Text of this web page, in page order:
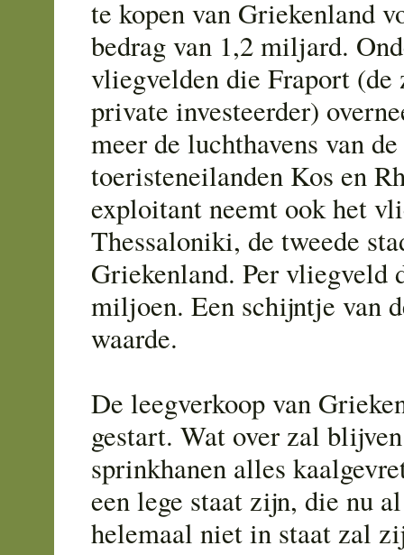
te kopen van Griekenland
bedrag van 1,2 miljard.
vliegvelden die Fraport (de
private investeerder)
meer de luchthavens van de
toeristeneilanden Kos en
exploitant neemt ook het
Thessaloniki, de tweede
Griekenland. Per vliegveld
miljoen. Een schijntje van
waarde.
De leegverkoop van
gestart. Wat over zal
sprinkhanen alles
een lege staat zijn, die nu
helemaal niet in staat zal